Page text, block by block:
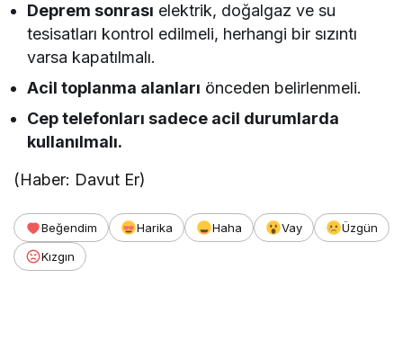
Deprem sonrası elektrik, doğalgaz ve su
tesisatları kontrol edilmeli, herhangi bir sızıntı
varsa kapatılmalı.
Acil toplanma alanları önceden belirlenmeli.
Cep telefonları sadece acil durumlarda
kullanılmalı.
(Haber: Davut Er)
Beğendim Harika Haha Vay
Üzgün
Kızgın